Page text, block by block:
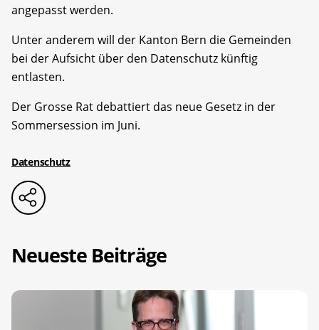
angepasst werden.
Unter anderem will der Kanton Bern die Gemeinden
bei der Aufsicht über den Datenschutz künftig
entlasten.
Der Grosse Rat debattiert das neue Gesetz in der
Sommersession im Juni.
Datenschutz
Neueste Beiträge